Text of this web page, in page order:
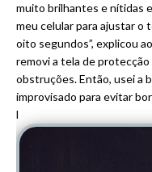
muito brilhantes e nítidas
meu celular para ajustar o
oito segundos”, explicou
removi a tela de protecção
obstruções. Então, usei a
improvisado para evitar
l